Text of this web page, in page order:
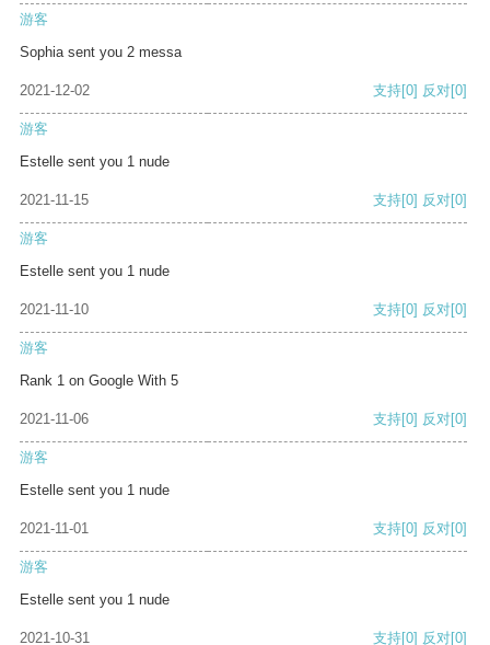
游客
Sophia sent you 2 messa
2021-12-02 支持[0] 反对[0]
游客
Estelle sent you 1 nude
2021-11-15 支持[0] 反对[0]
游客
Estelle sent you 1 nude
2021-11-10 支持[0] 反对[0]
游客
Rank 1 on Google With 5
2021-11-06 支持[0] 反对[0]
游客
Estelle sent you 1 nude
2021-11-01 支持[0] 反对[0]
游客
Estelle sent you 1 nude
2021-10-31 支持[0] 反对[0]